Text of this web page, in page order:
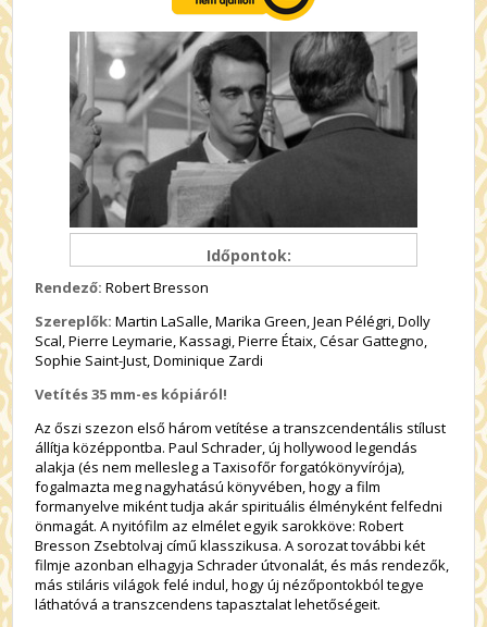
Időpontok:
Rendező: Robert Bresson
Szereplők: Martin LaSalle, Marika Green, Jean Pélégri, Dolly
Scal, Pierre Leymarie, Kassagi, Pierre Étaix, César Gattegno,
Sophie Saint-Just, Dominique Zardi
Vetítés 35 mm-es kópiáról!
Az őszi szezon első három vetítése a transzcendentális stílust
állítja középpontba. Paul Schrader, új hollywood legendás
alakja (és nem mellesleg a Taxisofőr forgatókönyvírója),
fogalmazta meg nagyhatású könyvében, hogy a film
formanyelve miként tudja akár spirituális élményként felfedni
önmagát. A nyitófilm az elmélet egyik sarokköve: Robert
Bresson Zsebtolvaj című klasszikusa. A sorozat további két
filmje azonban elhagyja Schrader útvonalát, és más rendezők,
más stiláris világok felé indul, hogy új nézőpontokból tegye
láthatóvá a transzcendens tapasztalat lehetőségeit.